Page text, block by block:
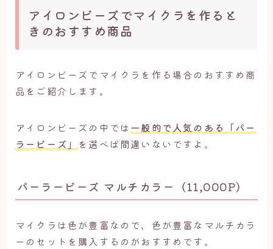
アイロンビーズでマイクラを作ると
きのおすすめ商品
アイロンビーズでマイクラを作る場合のおすすめ商
品をご紹介します。
アイロンビーズの中では一般的で人気のある「パー
ラービーズ」 を選べば間違いないですよ。
パーラービーズ マルチカラー（11,000P）
マイクラは色が豊富なので、色が豊富なマルチカラ
ーのセットを購入するのがおすすめです。